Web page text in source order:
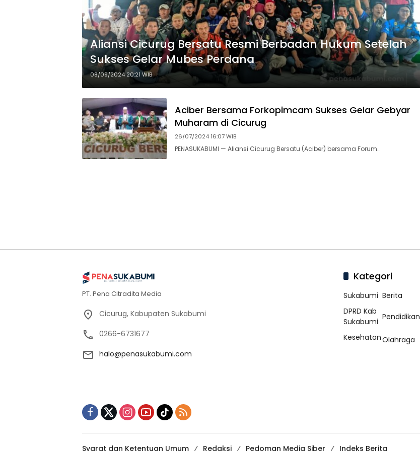
Aliansi Cicurug Bersatu Resmi Berbadan Hukum Setelah
Sukses Gelar Mubes Perdana
08/09/2024 20:21 WIB
Aciber Bersama Forkopimcam Sukses Gelar Gebyar
Muharam di Cicurug
26/07/2024 16:07 WIB
PENASUKABUMI — Aliansi Cicurug Bersatu (Aciber) bersama Forum…
PT. Pena Citradita Media
Cicurug, Kabupaten Sukabumi
0266-6731677
halo@penasukabumi.com
Kategori
Sukabumi Berita
DPRD Kab
Sukabumi
Pendidikan
KesehatanOlahraga
Syarat dan Ketentuan Umum Redaksi Pedoman Media Siber Indeks Berita